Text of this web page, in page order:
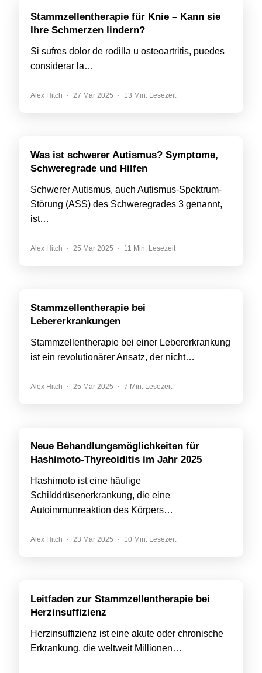
Stammzellentherapie für Knie – Kann sie
Ihre Schmerzen lindern?
Si sufres dolor de rodilla u osteoartritis, puedes
considerar la…
Alex Hitch 27 Mar 2025 13 Min. Lesezeit
Was ist schwerer Autismus? Symptome,
Schweregrade und Hilfen
Schwerer Autismus, auch Autismus-Spektrum-
Störung (ASS) des Schweregrades 3 genannt,
ist…
Alex Hitch 25 Mar 2025 11 Min. Lesezeit
Stammzellentherapie bei
Lebererkrankungen
Stammzellentherapie bei einer Lebererkrankung
ist ein revolutionärer Ansatz, der nicht…
Alex Hitch 25 Mar 2025 7 Min. Lesezeit
Neue Behandlungsmöglichkeiten für
Hashimoto-Thyreoiditis im Jahr 2025
Hashimoto ist eine häufige
Schilddrüsenerkrankung, die eine
Autoimmunreaktion des Körpers…
Alex Hitch 23 Mar 2025 10 Min. Lesezeit
Leitfaden zur Stammzellentherapie bei
Herzinsuffizienz
Herzinsuffizienz ist eine akute oder chronische
Erkrankung, die weltweit Millionen…